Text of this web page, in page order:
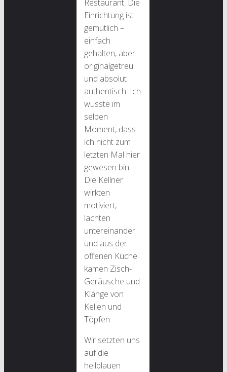
Restaurant. Die
Einrichtung ist
gemütlich –
einfach
gehalten, aber
originalgetreu
und absolut
authentisch. Ich
wusste im
selben
Moment, dass
ich nicht zum
letzten Mal hier
gewesen bin.
Die Kellner
wirkten
motiviert,
lachten
untereinander
und aus der
offenen Küche
kamen Zisch-
Geräusche und
Klänge von
Kellen und
Töpfen.
Wir setzten uns
auf die
hellblauen